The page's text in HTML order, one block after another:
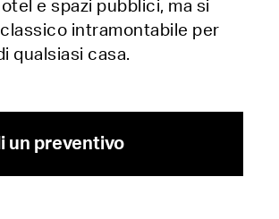
e spazi pubblici, ma si
intramontabile per
qualsiasi casa.
un preventivo